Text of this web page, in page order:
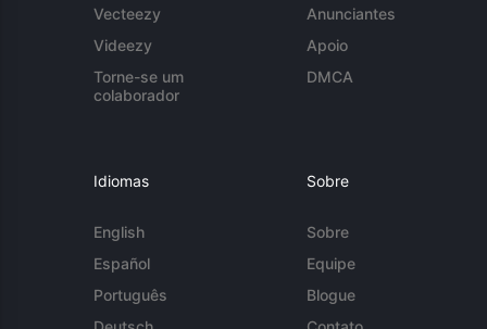
Vecteezy
Videezy
Torne-se um
colaborador
Anunciantes
Apoio
DMCA
Idiomas
English
Español
Português
Sobre
Sobre
Equipe
Blogue